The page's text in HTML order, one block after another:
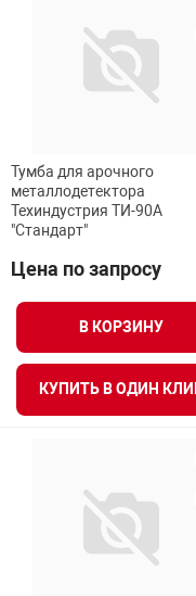
Тумба для арочного
металлодетектора
Техиндустрия ТИ-90А
"Стандарт"
Цена по запросу
В КОРЗИНУ
КУПИТЬ В ОДИН